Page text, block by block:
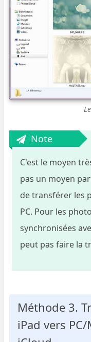
Note
C'est le moyen
pas un moyen
de transférer les
PC. Pour les
synchronisées
peut pas faire la
Méthode 3.
iPad vers